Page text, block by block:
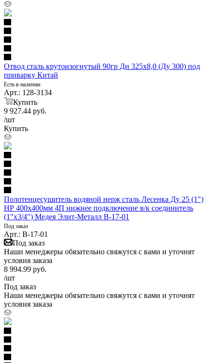
Отвод сталь крутоизогнутый 90гр Дн 325х8,0 (Ду 300) под
приварку Китай
Есть в наличии
Арт.: 128-3134
Купить
9 927.44 руб.
/шт
Купить
Полотенцесушитель водяной нерж сталь Лесенка Ду 25 (1")
НР 400х400мм 4П нижнее подключение в/к соединитель
(1"х3/4") Медея Элит-Металл В-17-01
Под заказ
Арт.: В-17-01
Под заказ
Наши менеджеры обязательно свяжутся с вами и уточнят
условия заказа
8 994.99 руб.
/шт
Под заказ
Наши менеджеры обязательно свяжутся с вами и уточнят
условия заказа